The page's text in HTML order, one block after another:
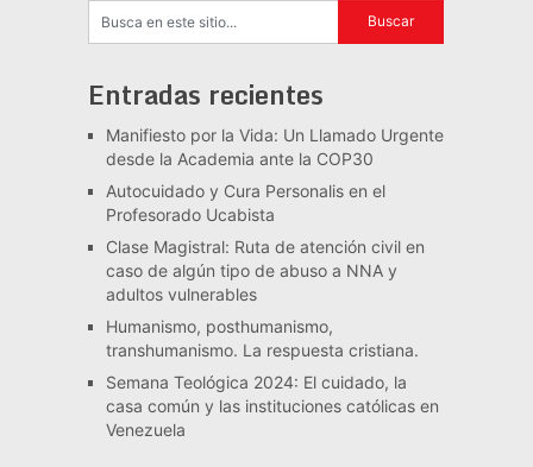
Entradas recientes
Manifiesto por la Vida: Un Llamado Urgente
desde la Academia ante la COP30
Autocuidado y Cura Personalis en el
Profesorado Ucabista
Clase Magistral: Ruta de atención civil en
caso de algún tipo de abuso a NNA y
adultos vulnerables
Humanismo, posthumanismo,
transhumanismo. La respuesta cristiana.
Semana Teológica 2024: El cuidado, la
casa común y las instituciones católicas en
Venezuela